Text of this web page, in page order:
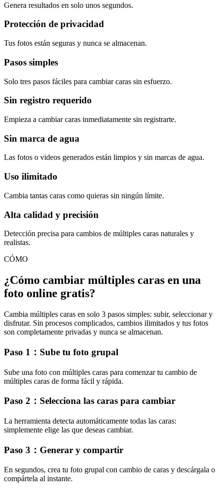
Genera resultados en solo unos segundos.
Protección de privacidad
Tus fotos están seguras y nunca se almacenan.
Pasos simples
Solo tres pasos fáciles para cambiar caras sin esfuerzo.
Sin registro requerido
Empieza a cambiar caras inmediatamente sin registrarte.
Sin marca de agua
Las fotos o videos generados están limpios y sin marcas de agua.
Uso ilimitado
Cambia tantas caras como quieras sin ningún límite.
Alta calidad y precisión
Detección precisa para cambios de múltiples caras naturales y
realistas.
CÓMO
¿Cómo cambiar múltiples caras en una
foto online gratis?
Cambia múltiples caras en solo 3 pasos simples: subir, seleccionar y
disfrutar. Sin procesos complicados, cambios ilimitados y tus fotos
son completamente privadas y nunca se almacenan.
Paso 1：Sube tu foto grupal
Sube una foto con múltiples caras para comenzar tu cambio de
múltiples caras de forma fácil y rápida.
Paso 2：Selecciona las caras para cambiar
La herramienta detecta automáticamente todas las caras:
simplemente elige las que deseas cambiar.
Paso 3：Generar y compartir
En segundos, crea tu foto grupal con cambio de caras y descárgala o
compártela al instante.